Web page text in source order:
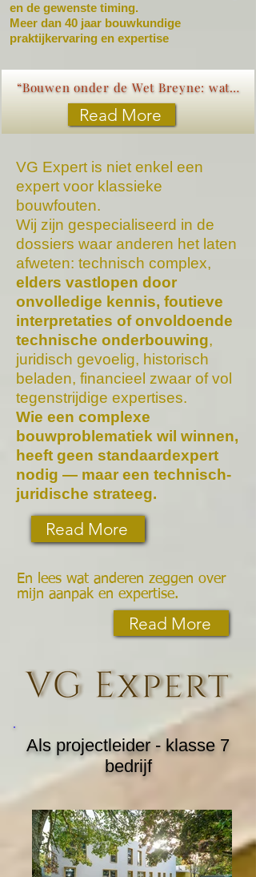
en de gewenste timing.
Meer dan 40 jaar bouwkundige
praktijkervaring en expertise
“Bouwen onder de Wet Breyne: wat elke koper moet weten”
Read More
VG Expert is niet enkel een
expert voor klassieke
bouwfouten.
Wij zijn gespecialiseerd in de
dossiers waar anderen het laten
afweten: technisch complex,
elders vastlopen door
onvolledige kennis, foutieve
interpretaties of onvoldoende
technische onderbouwing,
juridisch gevoelig, historisch
beladen, financieel zwaar of vol
tegenstrijdige expertises.
Wie een complexe
bouwproblematiek wil winnen,
heeft geen standaardexpert
nodig — maar een technisch-
juridische strateeg.
Read More
En lees wat anderen zeggen over
mijn aanpak en expertise.
Read More
Als projectleider - klasse 7
bedrijf